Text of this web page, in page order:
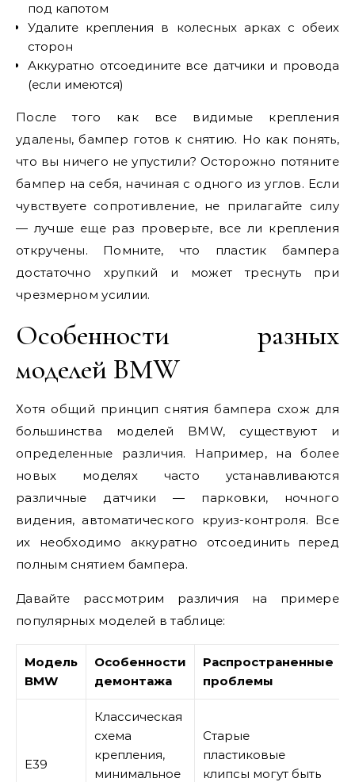
под капотом
Удалите крепления в колесных арках с обеих
сторон
Аккуратно отсоедините все датчики и провода
(если имеются)
После того как все видимые крепления
удалены, бампер готов к снятию. Но как понять,
что вы ничего не упустили? Осторожно потяните
бампер на себя, начиная с одного из углов. Если
чувствуете сопротивление, не прилагайте силу
— лучше еще раз проверьте, все ли крепления
откручены. Помните, что пластик бампера
достаточно хрупкий и может треснуть при
чрезмерном усилии.
Особенности разных
моделей BMW
Хотя общий принцип снятия бампера схож для
большинства моделей BMW, существуют и
определенные различия. Например, на более
новых моделях часто устанавливаются
различные датчики — парковки, ночного
видения, автоматического круиз-контроля. Все
их необходимо аккуратно отсоединить перед
полным снятием бампера.
Давайте рассмотрим различия на примере
популярных моделей в таблице:
Модель
BMW
Особенности
демонтажа
Распространенные
проблемы
E39
Классическая
схема
крепления,
минимальное
Старые
пластиковые
клипсы могут быть